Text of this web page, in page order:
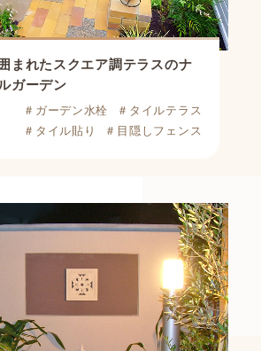
まれたスクエア調テラスのナ
ガーデン
＃ガーデン水栓
＃タイルテラス
＃タイル貼り
＃目隠しフェンス